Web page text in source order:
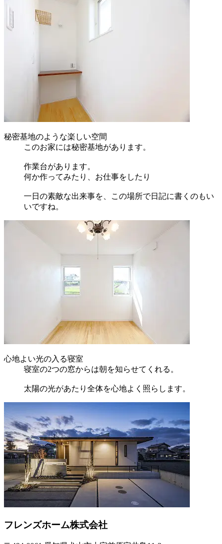
秘密基地のような楽しい空間
このお家には秘密基地があります。
作業台があります。
何か作ってみたり、お仕事をしたり
一日の素敵な出来事を、この場所で日記に書くのもい
いですね。
心地よい光の入る寝室
寝室の2つの窓からは朝を知らせてくれる。
太陽の光があたり全体を心地よく照らします。
フレンズホーム株式会社